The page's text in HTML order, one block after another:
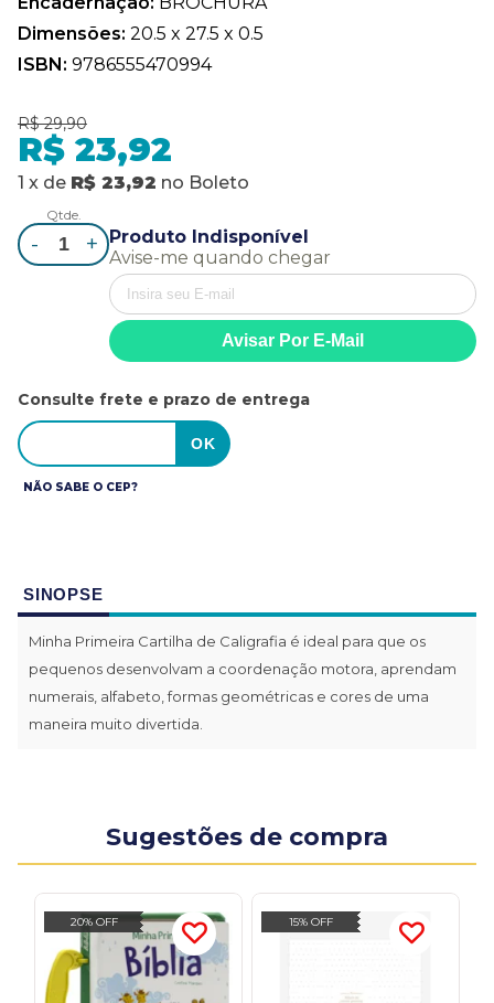
Dimensões: 20.5 x 27.5 x 0.5
ISBN: 9786555470994
R$ 29,90
R$ 23,92
1 x de R$ 23,92 no Boleto
Qtde.
- +
Produto Indisponível
Avise-me quando chegar
Consulte frete e prazo de entrega
NÃO SABE O CEP?
SINOPSE
Minha Primeira Cartilha de Caligrafia é ideal para que os
pequenos desenvolvam a coordenação motora, aprendam
numerais, alfabeto, formas geométricas e cores de uma
maneira muito divertida.
Sugestões de compra
20% OFF 15% OFF